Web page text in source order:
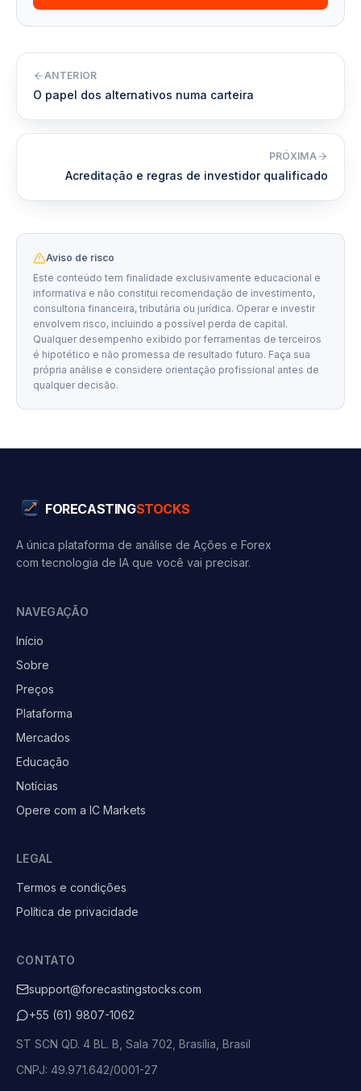
ANTERIOR
O papel dos alternativos numa carteira
PRÓXIMA
Acreditação e regras de investidor qualificado
Aviso de risco
Este conteúdo tem finalidade exclusivamente educacional e
informativa e não constitui recomendação de investimento,
consultoria financeira, tributária ou jurídica. Operar e investir
envolvem risco, incluindo a possível perda de capital.
Qualquer desempenho exibido por ferramentas de terceiros
é hipotético e não promessa de resultado futuro. Faça sua
própria análise e considere orientação profissional antes de
qualquer decisão.
FORECASTINGSTOCKS
A única plataforma de análise de Ações e Forex
com tecnologia de IA que você vai precisar.
NAVEGAÇÃO
Início
Sobre
Preços
Plataforma
Mercados
Educação
Notícias
Opere com a IC Markets
LEGAL
Termos e condições
Política de privacidade
CONTATO
support@forecastingstocks.com
+55 (61) 9807-1062
ST SCN QD. 4 BL. B, Sala 702, Brasília, Brasil
CNPJ: 49.971.642/0001-27